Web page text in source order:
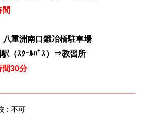
重洲南口鍛冶橋駐車場
ﾊﾞｽ）⇒教習所
間30分
：不可